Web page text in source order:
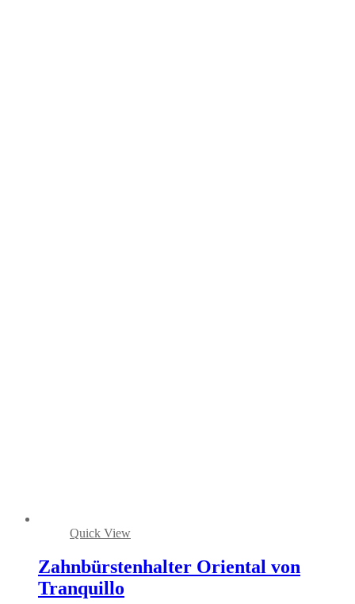
Quick View
Zahnbürstenhalter Oriental von
Tranquillo